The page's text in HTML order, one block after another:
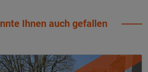
Ihnen auch gefallen